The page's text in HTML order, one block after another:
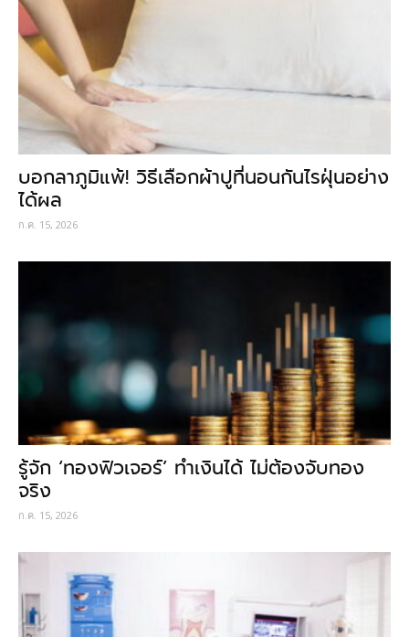
บอกลาภูมิแพ้! วิธีเลือกผ้าปูที่นอนกันไรฝุ่นอย่าง
ได้ผล
ก.ค. 15, 2026
รู้จัก ‘ทองฟิวเจอร์’ ทำเงินได้ ไม่ต้องจับทอง
จริง
ก.ค. 15, 2026